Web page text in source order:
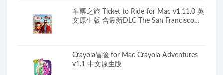
车票之旅 Ticket to Ride for Mac v1.11.0 英
文原生版 含最新DLC The San Francisco
Crayola冒险 for Mac Crayola Adventures
v1.1 中文原生版